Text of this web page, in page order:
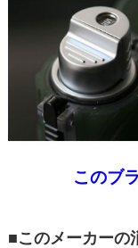
このブ
■このメーカーの